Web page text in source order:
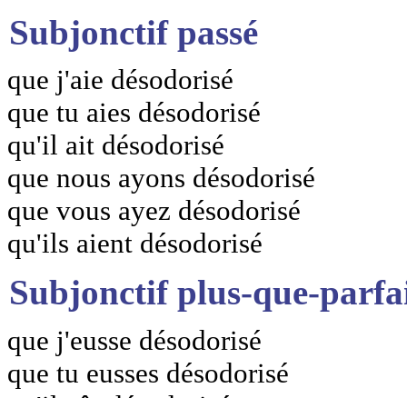
Subjonctif passé
que j'aie désodorisé
que tu aies désodorisé
qu'il ait désodorisé
que nous ayons désodorisé
que vous ayez désodorisé
qu'ils aient désodorisé
Subjonctif plus-que-
que j'eusse désodorisé
que tu eusses désodorisé